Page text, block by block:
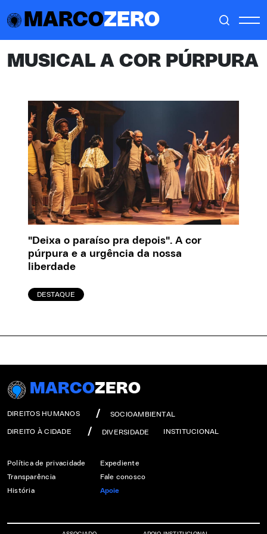
MARCOZERO
MUSICAL A COR PÚRPURA
"Deixa o paraíso pra depois". A cor
púrpura e a urgência da nossa
liberdade
DESTAQUE
MARCOZERO
DIREITOS HUMANOS SOCIOAMBIENTAL
DIREITO À CIDADE DIVERSIDADE INSTITUCIONAL
Política de privacidade
Transparência
História
Expediente
Fale conosco
Apoie